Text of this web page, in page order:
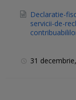
Declaratie-
servicii-de-
31